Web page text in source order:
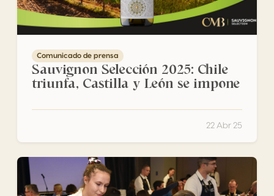
Comunicado de prensa
Sauvignon Selección 2025: Chile
triunfa, Castilla y León se impone
22 Abr 25
Bourgas celebra la sauvignon con la Sauvignon